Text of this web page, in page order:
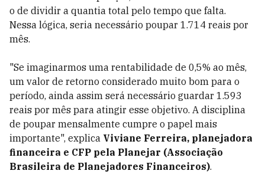
o de dividir a quantia total pelo tempo que falta.
Nessa lógica, seria necessário poupar 1.714 reais por
mês.
"Se imaginarmos uma rentabilidade de 0,5% ao mês,
um valor de retorno considerado muito bom para o
período, ainda assim será necessário guardar 1.593
reais por mês para atingir esse objetivo. A disciplina
de poupar mensalmente cumpre o papel mais
importante", explica Viviane Ferreira, planejadora
financeira e CFP pela Planejar (Associação
Brasileira de Planejadores Financeiros).